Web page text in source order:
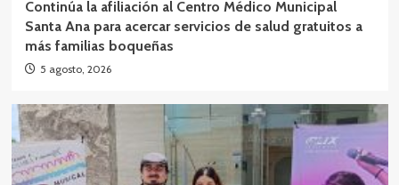
Continúa la afiliación al Centro Médico Municipal
Santa Ana para acercar servicios de salud gratuitos a
más familias boqueñas
5 agosto, 2026